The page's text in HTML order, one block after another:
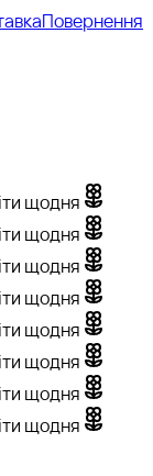
Повернення
щодня
щодня
щодня
щодня
щодня
щодня
щодня
щодня